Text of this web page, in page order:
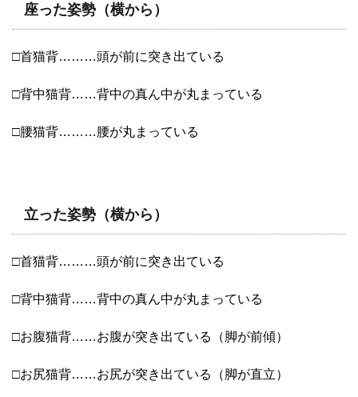
座った姿勢（横から）
□首猫背………頭が前に突き出ている
□背中猫背……背中の真ん中が丸まっている
□腰猫背………腰が丸まっている
立った姿勢（横から）
□首猫背………頭が前に突き出ている
□背中猫背……背中の真ん中が丸まっている
□お腹猫背……お腹が突き出ている（脚が前傾）
□お尻猫背……お尻が突き出ている（脚が直立）